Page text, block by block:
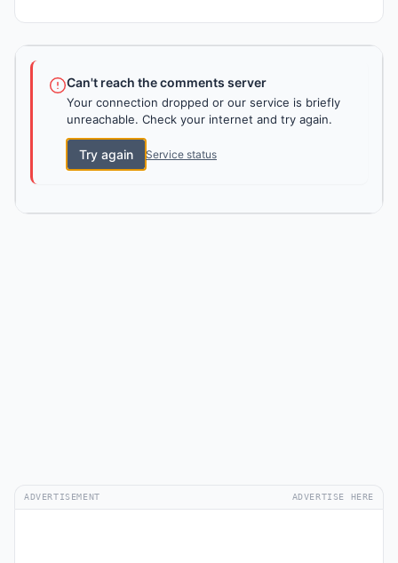
Can't reach the comments server
Your connection dropped or our service is briefly
unreachable. Check your internet and try again.
Try again Service status
ADVERTISEMENT ADVERTISE HERE